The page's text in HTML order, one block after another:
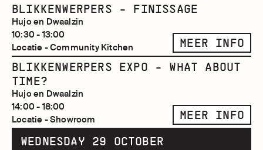
BLIKKENWERPERS - FINISSAGE
Hujo en Dwaalzin
10:30 - 13:00
Locatie - Community Kitchen
MEER INFO
BLIKKENWERPERS EXPO - WHAT ABOUT
TIME?
Hujo en Dwaalzin
14:00 - 18:00
Locatie - Showroom
MEER INFO
WEDNESDAY 29 OCTOBER